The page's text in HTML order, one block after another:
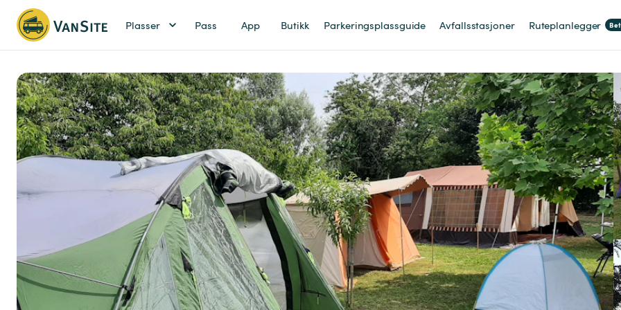
Plasser Pass App Butikk Parkeringsplassguide Avfallsstasjoner Ruteplanlegger